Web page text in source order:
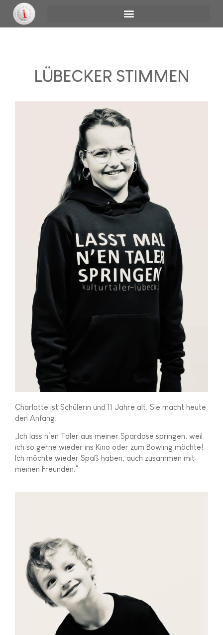
LÜBECKER STIMMEN
Charlotte ist Schülerin und 11 Jahre alt. Sie macht heute
den Anfang:
„Ich lass n‘en Taler aus meiner Spardose springen, weil
ich so gerne wieder ins Kino oder zum Bowling möchte!
Ich möchte wieder Spaß haben, auch zusammen mit
meinen Freunden.“